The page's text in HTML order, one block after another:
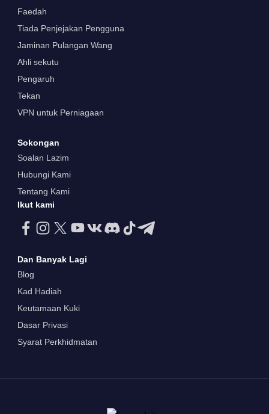
Faedah
Tiada Penjejakan Pengguna
Jaminan Pulangan Wang
Ahli sekutu
Pengaruh
Tekan
VPN untuk Perniagaan
Sokongan
Soalan Lazim
Hubungi Kami
Tentang Kami
Ikut kami
Dan Banyak Lagi
Blog
Kad Hadiah
Keutamaan Kuki
Dasar Privasi
Syarat Perkhidmatan